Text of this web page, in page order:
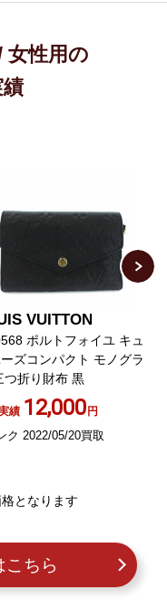
女性用の
VUITTON
ポルトフォイユ キュ
ーズコンパクト モノグラ
つ折り財布 黒
績 12,000円
ク 2022/05/20買取
となります
こちら